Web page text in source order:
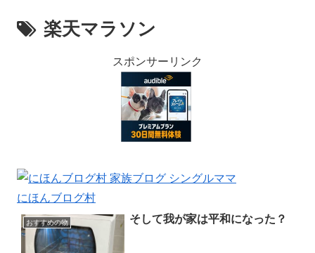
楽天マラソン
スポンサーリンク
にほんブログ村
おすすめの物 そして我が家は平和になった？